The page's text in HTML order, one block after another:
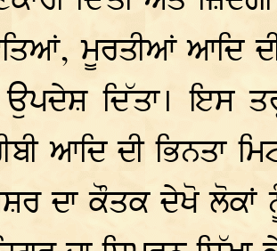
ਮੂਰਤੀਆਂ ਆਦਿ
ਦਿੱਤਾ। ਇਸ
ਆਦਿ ਦੀ ਭਿਨਤਾ
ਦਾ ਕੌਤਕ ਦੇਖੋ ਲੋਕਾਂ